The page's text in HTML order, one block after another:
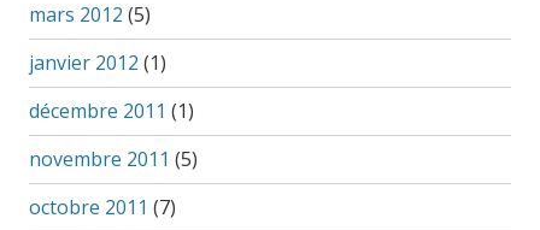
mars 2012 (5)
janvier 2012 (1)
décembre 2011 (1)
novembre 2011 (5)
octobre 2011 (7)